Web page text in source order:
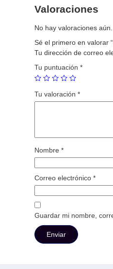
Valoraciones
No hay valoraciones aún.
Sé el primero en valorar
Tu dirección de correo
Tu puntuación *
Tu valoración *
Nombre *
Correo electrónico *
Guardar mi nombre,